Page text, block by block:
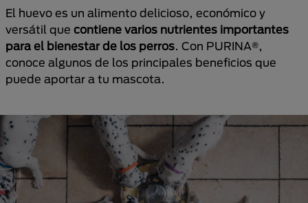
El huevo es un alimento delicioso, económico y
versátil que contiene varios nutrientes importantes
para el bienestar de los perros. Con PURINA®,
conoce algunos de los principales beneficios que
puede aportar a tu mascota.